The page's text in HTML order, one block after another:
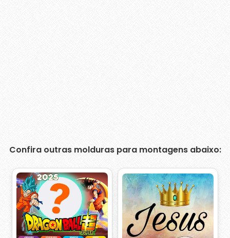
Confira outras molduras para montagens abaixo: